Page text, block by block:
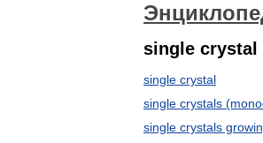
single
single crystal
single crystals
single crystals